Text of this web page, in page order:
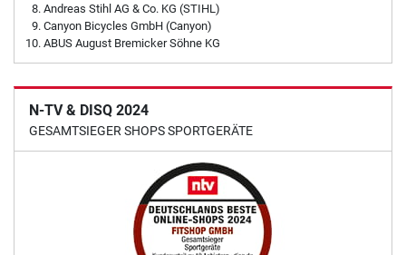
Andreas Stihl AG & Co. KG (STIHL)
Canyon Bicycles GmbH (Canyon)
ABUS August Bremicker Söhne KG
N-TV & DISQ 2024
GESAMTSIEGER SHOPS SPORTGERÄTE